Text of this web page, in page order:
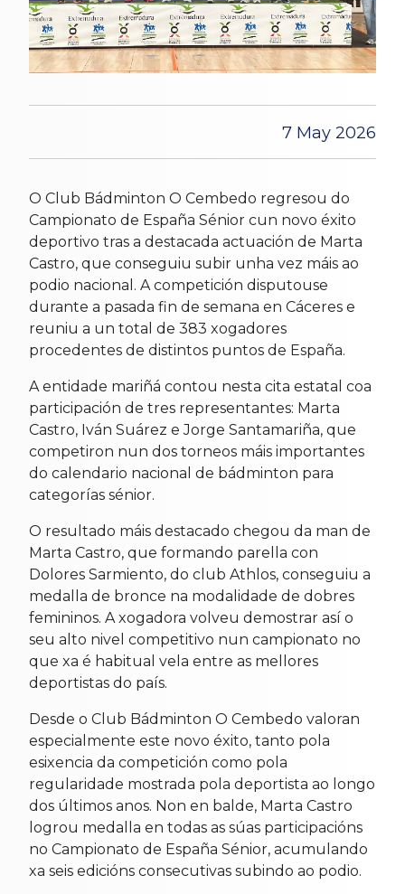
7 May 2026
O Club Bádminton O Cembedo regresou do
Campionato de España Sénior cun novo éxito
deportivo tras a destacada actuación de Marta
Castro, que conseguiu subir unha vez máis ao
podio nacional. A competición disputouse
durante a pasada fin de semana en Cáceres e
reuniu a un total de 383 xogadores
procedentes de distintos puntos de España.
A entidade mariñá contou nesta cita estatal coa
participación de tres representantes: Marta
Castro, Iván Suárez e Jorge Santamariña, que
competiron nun dos torneos máis importantes
do calendario nacional de bádminton para
categorías sénior.
O resultado máis destacado chegou da man de
Marta Castro, que formando parella con
Dolores Sarmiento, do club Athlos, conseguiu a
medalla de bronce na modalidade de dobres
femininos. A xogadora volveu demostrar así o
seu alto nivel competitivo nun campionato no
que xa é habitual vela entre as mellores
deportistas do país.
Desde o Club Bádminton O Cembedo valoran
especialmente este novo éxito, tanto pola
esixencia da competición como pola
regularidade mostrada pola deportista ao longo
dos últimos anos. Non en balde, Marta Castro
logrou medalla en todas as súas participacións
no Campionato de España Sénior, acumulando
xa seis edicións consecutivas subindo ao podio.